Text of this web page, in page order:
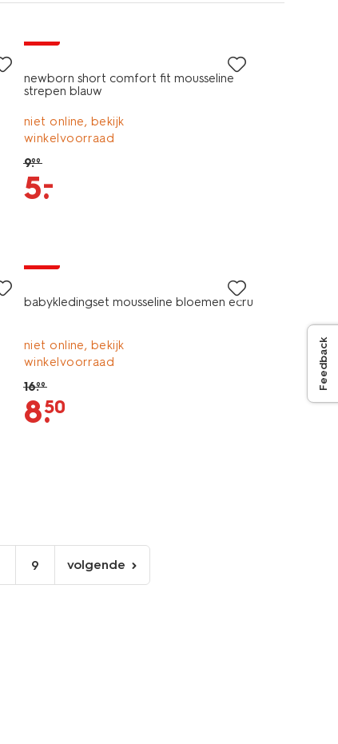
newborn short comfort fit mousseline
strepen blauw
niet online, bekijk
winkelvoorraad
9.99
5.
–
babykledingset mousseline bloemen ecru
niet online, bekijk
winkelvoorraad
16.99
8.
50
9
volgende
pagina
volgende
Feedback